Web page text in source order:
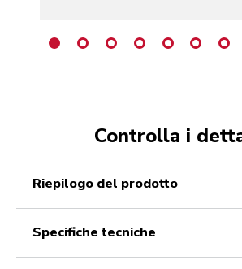
Controlla i
riepilogo del prodotto
specifiche tecniche